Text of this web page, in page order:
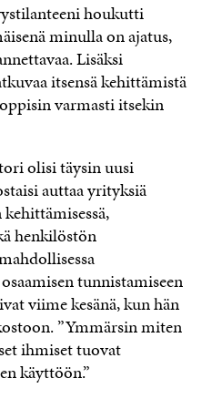
houkutti
minulla on ajatus,
Lisäksi
itsensä kehittämistä
varmasti itsekin
olisi täysin uusi
auttaa yrityksiä
henkilöstön
tunnistamiseen
viime kesänä, kun hän
”Ymmärsin miten
ihmiset tuovat
käyttöön.”